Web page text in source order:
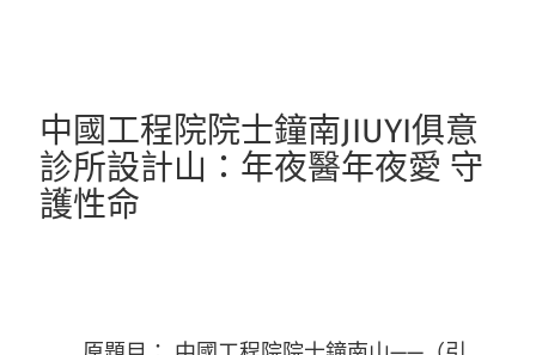
中國工程院院士鐘南JIUYI俱意
診所設計山：年夜醫年夜愛 守
護性命